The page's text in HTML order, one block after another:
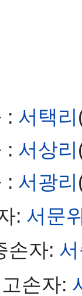
: 서택리
: 서상리
: 서광리
: 서문
손자:
고손자: